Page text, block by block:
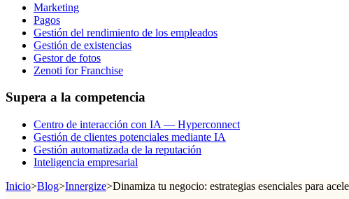
Marketing
Pagos
Gestión del rendimiento de los empleados
Gestión de existencias
Gestor de fotos
Zenoti for Franchise
Supera a la competencia
Centro de interacción con IA — Hyperconnect
Gestión de clientes potenciales mediante IA
Gestión automatizada de la reputación
Inteligencia empresarial
Inicio>Blog>Innergize>Dinamiza tu negocio: estrategias esenciales para